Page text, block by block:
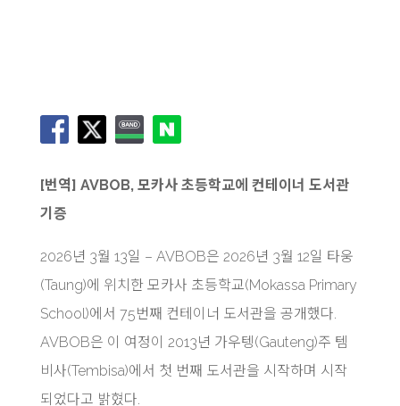
[번역] AVBOB, 모카사 초등학교에 컨테이너 도서관
기증
2026년 3월 13일 – AVBOB은 2026년 3월 12일 타웅
(Taung)에 위치한 모카사 초등학교(Mokassa Primary
School)에서 75번째 컨테이너 도서관을 공개했다.
AVBOB은 이 여정이 2013년 가우텡(Gauteng)주 템
비사(Tembisa)에서 첫 번째 도서관을 시작하며 시작
되었다고 밝혔다.